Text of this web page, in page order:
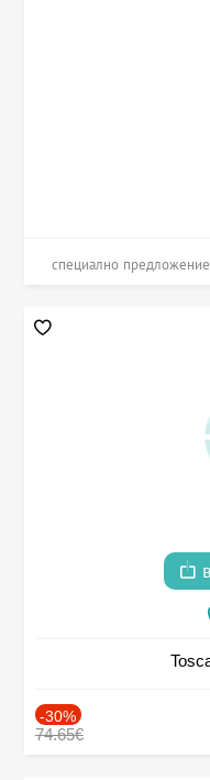
специално предложение
-30%
74.65€